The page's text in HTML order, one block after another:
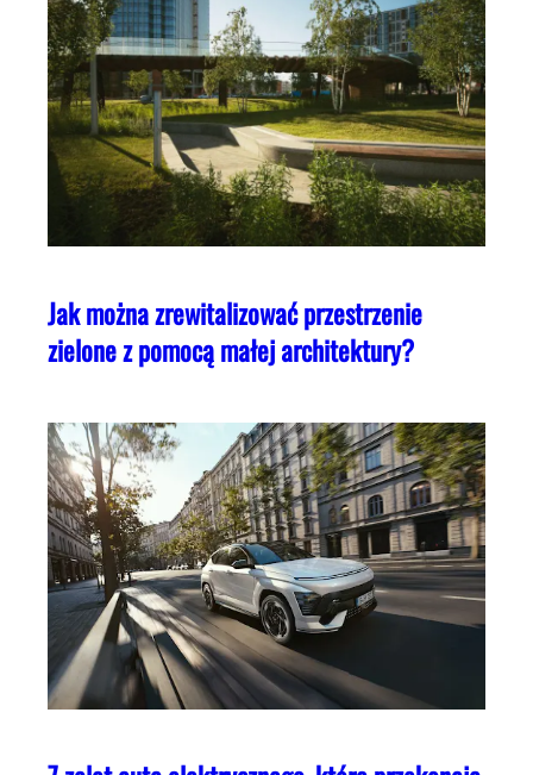
Jak można zrewitalizować przestrzenie
zielone z pomocą małej architektury?